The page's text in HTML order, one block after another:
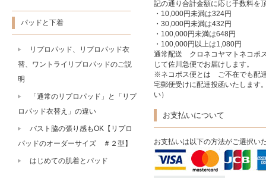
記の通り合計金額に応じ手数料を
・10,000円未満は324円
・30,000円未満は432円
・100,000円未満は648円
・100,000円以上は1,080円
通常配送 クロネコヤマトネコポ
じて佐川急便でお届けします。
※ネコポス便とは ご不在でも配
宅郵便受けに配達投函いたします
い）
お支払いについて
お支払いは以下の方法がご選択い
パッドと下着
リプロパッド、リプロパッド衣
替、ワントライリプロパッドのご説
明
「通常のリプロパッド」と「リプ
ロパッド衣替え」の違い
バスト脇の張り感もOK【リプロ
パッドのオーダーサイズ ＃２型】
はじめての肌着とパッド